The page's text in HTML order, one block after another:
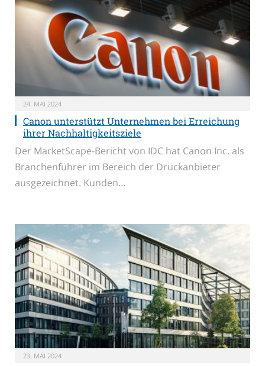
24. MAI 2024
Canon unterstützt Unternehmen bei Erreichung
ihrer Nachhaltigkeitsziele
Der MarketScape-Bericht von IDC hat Canon Inc. als
Branchenführer im Bereich der Druckanbieter
ausgezeichnet. Kunden…
23. MAI 2024